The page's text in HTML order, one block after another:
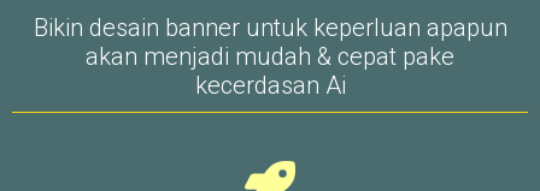
Bikin desain banner untuk keperluan apapun
akan menjadi mudah & cepat pake
kecerdasan Ai